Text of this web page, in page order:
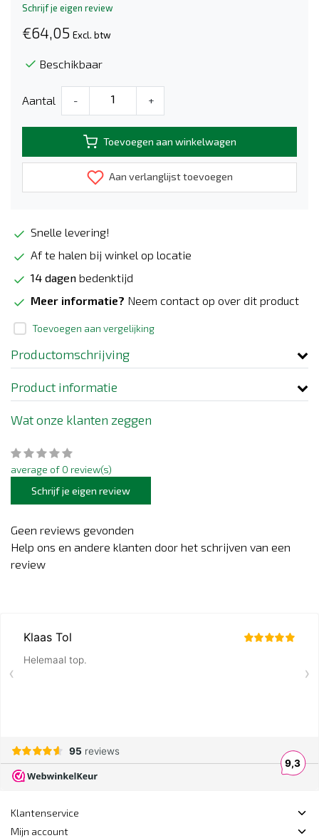
Schrijf je eigen review
€64,05 Excl. btw
Beschikbaar
Aantal - +
Toevoegen aan winkelwagen
Aan verlanglijst toevoegen
Snelle levering!
Af te halen bij winkel op locatie
14 dagen bedenktijd
Meer informatie? Neem contact op over dit product
Toevoegen aan vergelijking
Productomschrijving
Product informatie
Wat onze klanten zeggen
average of 0 review(s)
Schrijf je eigen review
Geen reviews gevonden
Help ons en andere klanten door het schrijven van een
review
Klantenservice
Mijn account